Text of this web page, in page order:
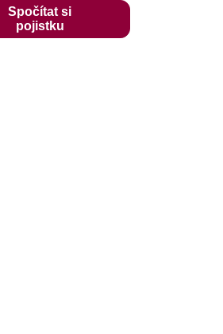
Spočítat si
pojistku